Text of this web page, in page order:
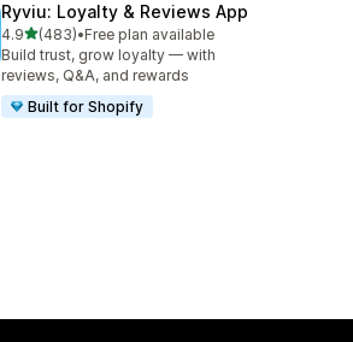
Ryviu: Loyalty & Reviews App
4.9滿分 5 顆星
(483)
共有 483 則評價
•Free plan available
Build trust, grow loyalty — with
reviews, Q&A, and rewards
Built for Shopify